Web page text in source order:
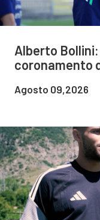
Alberto
coronamento
Agosto 09,2026